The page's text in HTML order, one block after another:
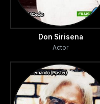
Don Sirisena
Actor